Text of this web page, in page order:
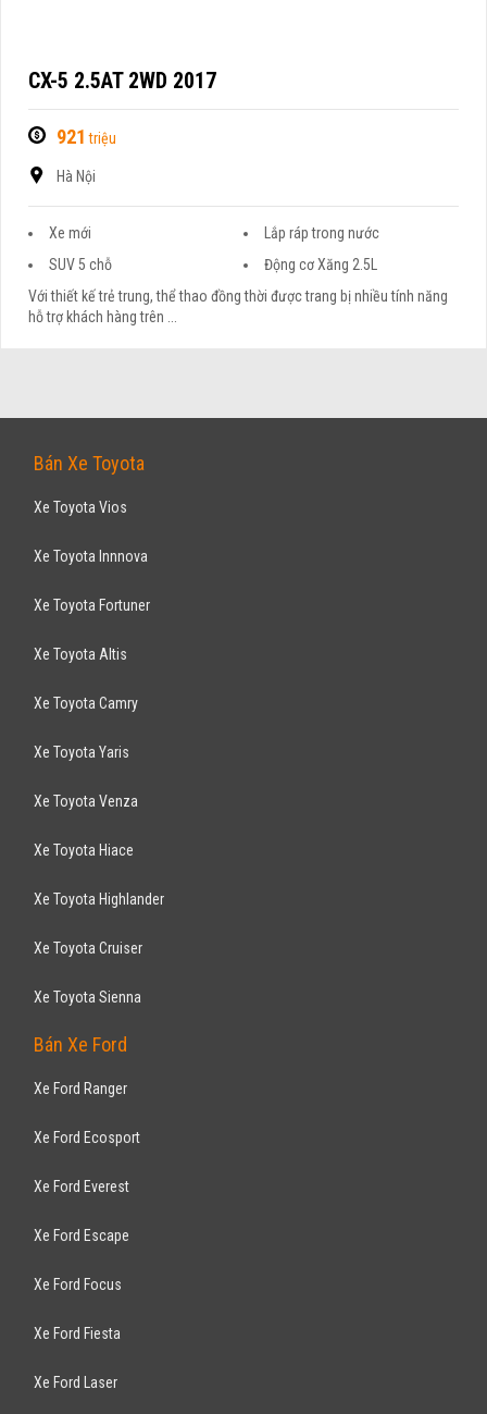
CX-5 2.5AT 2WD 2017
921 triệu
Hà Nội
Xe mới
Lắp ráp trong nước
SUV 5 chỗ
Động cơ Xăng 2.5L
Với thiết kế trẻ trung, thể thao đồng thời được trang bị nhiều tính năng
hỗ trợ khách hàng trên ...
Bán Xe Toyota
Xe Toyota Vios
Xe Toyota Innnova
Xe Toyota Fortuner
Xe Toyota Altis
Xe Toyota Camry
Xe Toyota Yaris
Xe Toyota Venza
Xe Toyota Hiace
Xe Toyota Highlander
Xe Toyota Cruiser
Xe Toyota Sienna
Bán Xe Ford
Xe Ford Ranger
Xe Ford Ecosport
Xe Ford Everest
Xe Ford Escape
Xe Ford Focus
Xe Ford Fiesta
Xe Ford Laser